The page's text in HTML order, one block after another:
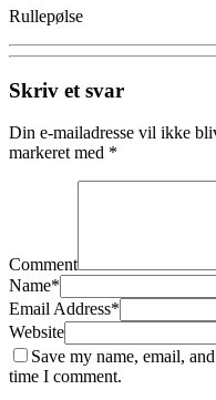
Rullepølse
Skriv et svar
Din e-mailadresse vil ikke
markeret med *
Comment
Name*
Email Address*
Website
Save my name, email,
time I comment.